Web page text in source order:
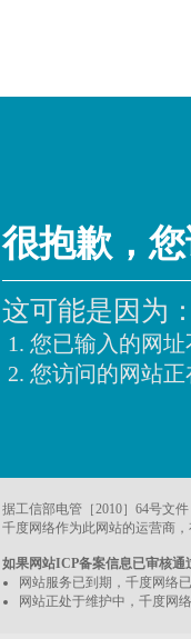
很抱歉，
这可能是因为：
您已输入的网
您访问的网站
据工信部电管［2010］64号文
千度网络作为此网站的运营商
如果网站ICP备案信息已审核通
网站服务已到期，千度网络
网站正处于维护中，千度网